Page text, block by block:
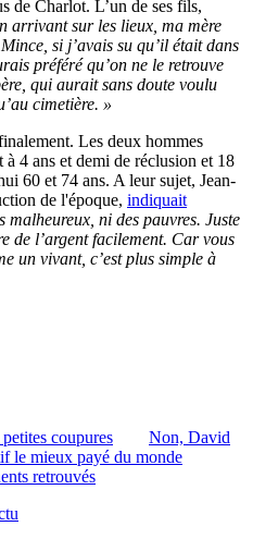
de Charlot. L’un de ses fils,
arrivant sur les lieux, ma mère
si j’avais su qu’il était dans
préféré qu’on ne le retrouve
qui aurait sans doute voulu
cimetière. »
Les deux hommes
4 ans et demi de réclusion et 18
60 et 74 ans. A leur sujet, Jean-
de l'époque, indiquait
malheureux, ni des pauvres. Juste
de l’argent facilement. Car vous
un vivant, c’est plus simple à
coupures
Non, David
le mieux payé du monde
retrouvés